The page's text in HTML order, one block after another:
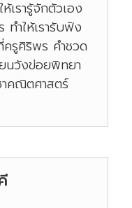
เรารู้จักตัวเอง
ทำให้เรารับฟัง
รูศิริพร คำชวด
นวังข่อยพิทยา
คณิตศาสตร์